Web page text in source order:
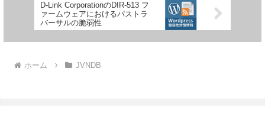
D-Link CorporationのDIR-513 フ
ァームウェアにおけるパストラ
バーサルの脆弱性
ホーム JVNDB